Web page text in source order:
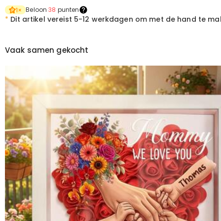
1× Beloon38 punten
* Dit artikel vereist 5-12 werkdagen om met de hand te
Vaak samen gekocht